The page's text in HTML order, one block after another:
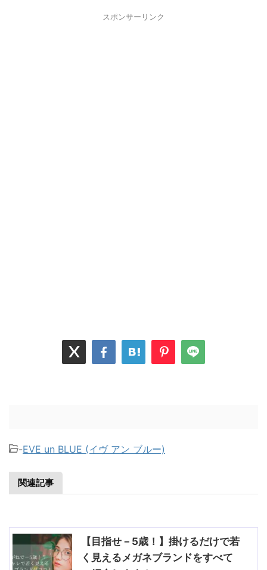
スポンサーリンク
-EVE un BLUE (イヴ アン ブルー)
関連記事
【目指せ－5歳！】掛けるだけで若
く見えるメガネブランドをすべて